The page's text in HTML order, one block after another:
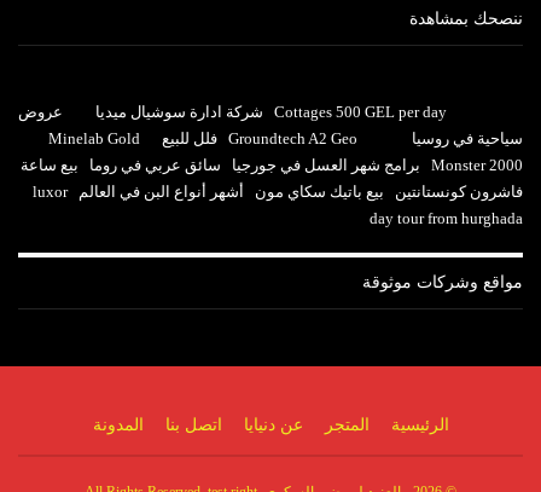
ننصحك بمشاهدة
Cottages 500 GEL per day شركة ادارة سوشيال ميديا
عروض
سياحية في روسيا
Groundtech A2 Geo فلل للبيع
Minelab Gold
Monster 2000
برامج شهر العسل في جورجيا سائق عربي في روما
بيع ساعة
فاشرون كونستانتين
بيع باتيك سكاي مون أشهر أنواع البن في العالم
luxor
day tour from hurghada
مواقع وشركات موثوقة
الرئيسية المتجر عن دنيايا اتصل بنا المدونة